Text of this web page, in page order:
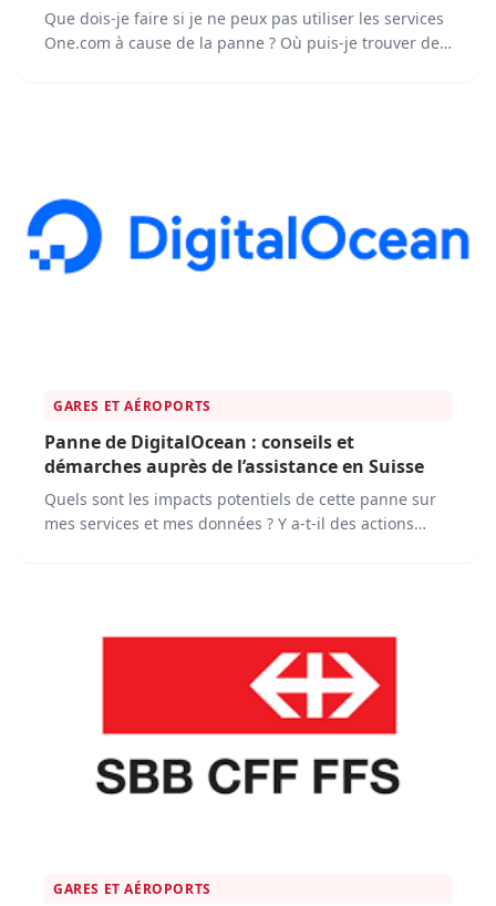
Que dois-je faire si je ne peux pas utiliser les services
One.com à cause de la panne ? Où puis-je trouver des
GARES ET AÉROPORTS
Panne de DigitalOcean : conseils et
démarches auprès de l’assistance en Suisse
Quels sont les impacts potentiels de cette panne sur
mes services et mes données ? Y a-t-il des actions
GARES ET AÉROPORTS